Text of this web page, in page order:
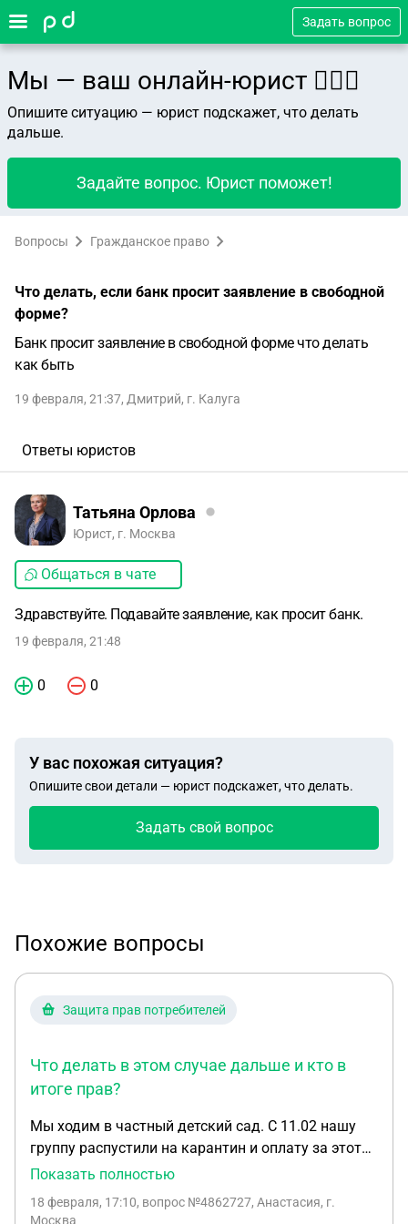
Задать вопрос
Мы — ваш онлайн-юрист 👨🏻‍⚖️
Опишите ситуацию — юрист подскажет, что делать
дальше.
Задайте вопрос. Юрист поможет!
Вопросы Гражданское право
Что делать, если банк просит заявление в свободной
форме?
Банк просит заявление в свободной форме что делать
как быть
19 февраля, 21:37, Дмитрий, г. Калуга
Ответы юристов
Татьяна Орлова
Юрист, г. Москва
Общаться в чате
Здравствуйте. Подавайте заявление, как просит банк.
19 февраля, 21:48
0 0
У вас похожая ситуация?
Опишите свои детали — юрист подскажет, что делать.
Задать свой вопрос
Похожие вопросы
Защита прав потребителей
Что делать в этом случае дальше и кто в
итоге прав?
Мы ходим в частный детский сад. С 11.02 нашу
группу распустили на карантин и оплату за этот
период карантина не хотят возмещать даже за
(дезинфекция и тд). Вот такой запрос я в итоге им
Показать полностью
18 февраля, 17:10, вопрос №4862727, Анастасия, г.
Москва